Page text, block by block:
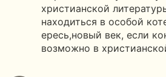
христианской
находиться в особой
ересь,новый век, если
возможно в